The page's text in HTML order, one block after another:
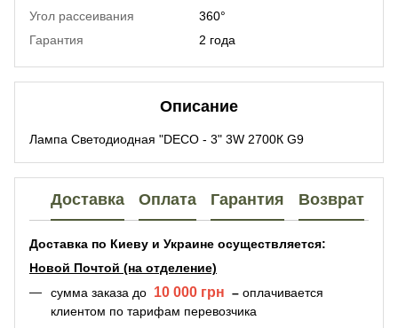
Угол рассеивания
360°
Гарантия
2 года
Описание
Лампа Светодиодная "DECO - 3" 3W 2700К G9
Доставка Оплата Гарантия Возврат
Доставка по Киеву и Украине осуществляется:
Новой Почтой (на отделение)
сумма заказа до 10 000 грн – оплачивается
клиентом по тарифам перевозчика